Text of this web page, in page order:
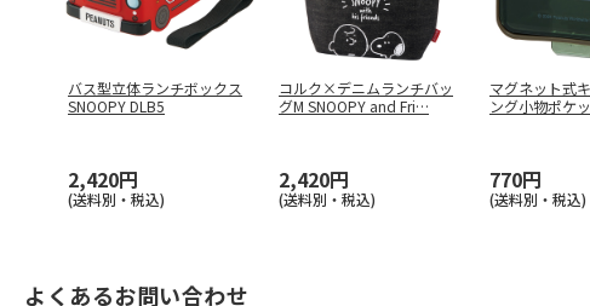
バス型立体ランチボックス
SNOOPY DLB5
2,420円
(送料別・税込)
コルク×デニムランチバッ
グM SNOOPY and Fri…
2,420円
(送料別・税込)
マグネット式
ング小物ポケ
770円
(送料別・税込)
よくあるお問い合わせ